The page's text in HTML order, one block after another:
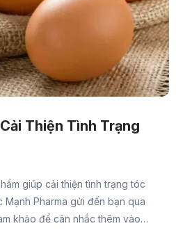
Thiện Tình Trạng
giúp cải thiện tình trạng tóc
Pharma gửi đến bạn qua
khảo để cân nhắc thêm vào